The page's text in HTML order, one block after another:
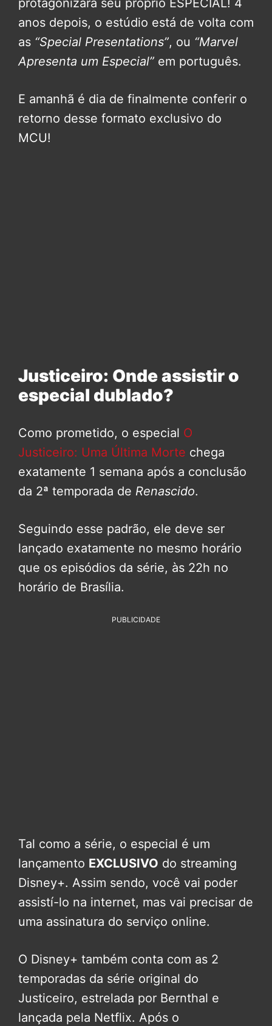
protagonizará seu próprio ESPECIAL! 4
anos depois, o estúdio está de volta com
as “Special Presentations”, ou “Marvel
Apresenta um Especial” em português.
E amanhã é dia de finalmente conferir o
retorno desse formato exclusivo do
MCU!
Justiceiro: Onde assistir o
especial dublado?
Como prometido, o especial O
Justiceiro: Uma Última Morte chega
exatamente 1 semana após a conclusão
da 2ª temporada de Renascido.
Seguindo esse padrão, ele deve ser
lançado exatamente no mesmo horário
que os episódios da série, às 22h no
horário de Brasília.
PUBLICIDADE
Tal como a série, o especial é um
lançamento EXCLUSIVO do streaming
Disney+. Assim sendo, você vai poder
assistí-lo na internet, mas vai precisar de
uma assinatura do serviço online.
O Disney+ também conta com as 2
temporadas da série original do
Justiceiro, estrelada por Bernthal e
lançada pela Netflix. Após o